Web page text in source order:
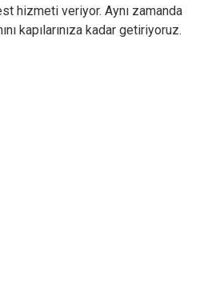
hizmeti veriyor. Aynı zamanda
kapılarınıza kadar getiriyoruz.